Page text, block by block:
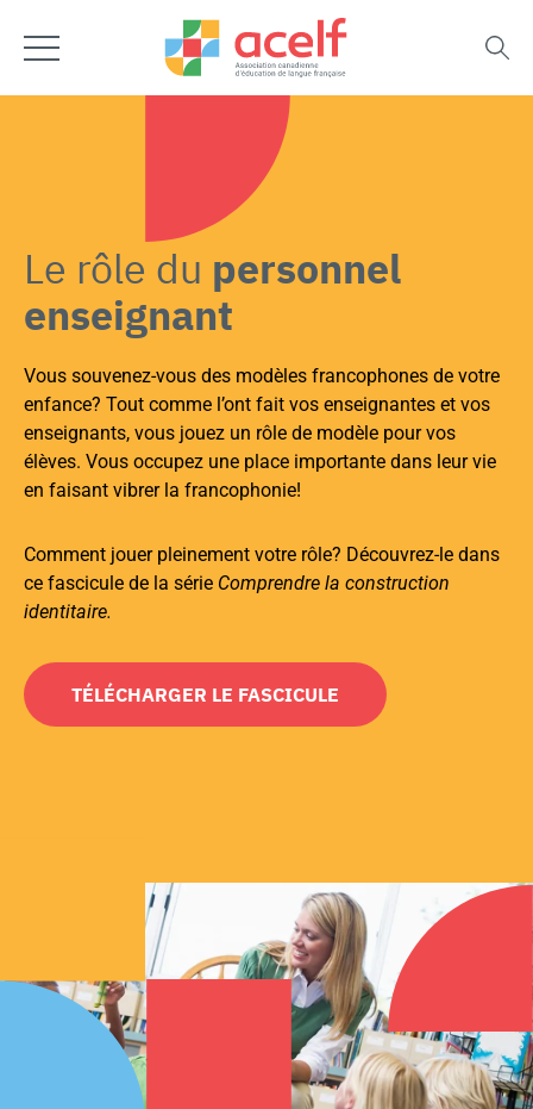
Le rôle du personnel
enseignant
Vous souvenez-vous des modèles francophones de votre
enfance? Tout comme l’ont fait vos enseignantes et vos
enseignants, vous jouez un rôle de modèle pour vos
élèves. Vous occupez une place importante dans leur vie
en faisant vibrer la francophonie!
Comment jouer pleinement votre rôle? Découvrez-le dans
ce fascicule de la série Comprendre la construction
identitaire.
TÉLÉCHARGER LE FASCICULE